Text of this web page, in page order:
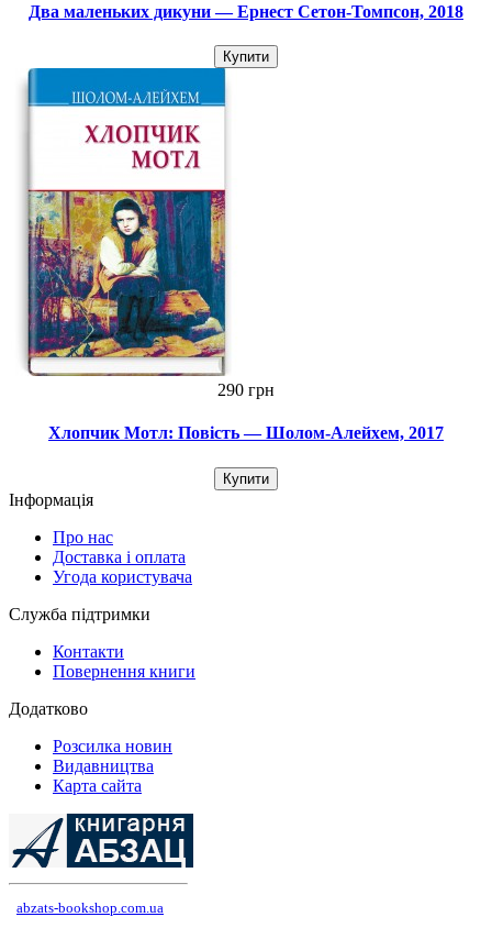
Два маленьких дикуни — Ернест Сетон-Томпсон, 2018
Купити
290 грн
Хлопчик Мотл: Повість — Шолом-Алейхем, 2017
Купити
Інформація
Про нас
Доставка і оплата
Угода користувача
Служба підтримки
Контакти
Повернення книги
Додатково
Розсилка новин
Видавництва
Карта сайта
abzats-bookshop.com.ua